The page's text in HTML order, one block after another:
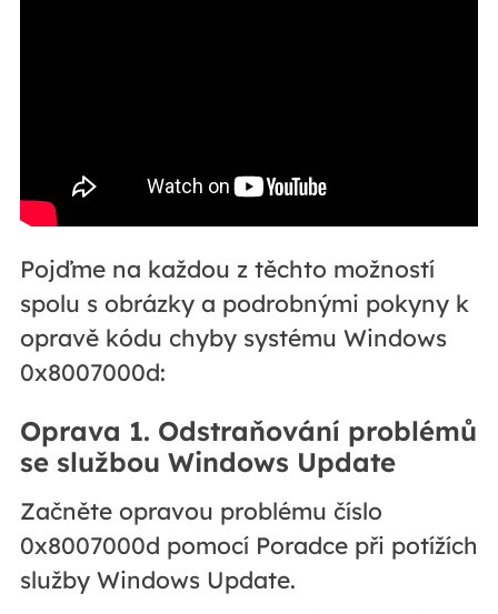
Pojďme na každou z těchto možností
spolu s obrázky a podrobnými pokyny k
opravě kódu chyby systému Windows
0x8007000d:
Oprava 1. Odstraňování problémů
se službou Windows Update
Začněte opravou problému číslo
0x8007000d pomocí Poradce při potížích
služby Windows Update.